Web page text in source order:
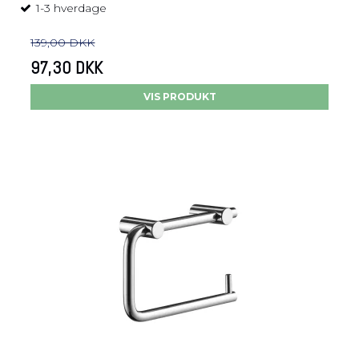
1-3 hverdage
139,00 DKK
97,30 DKK
VIS PRODUKT